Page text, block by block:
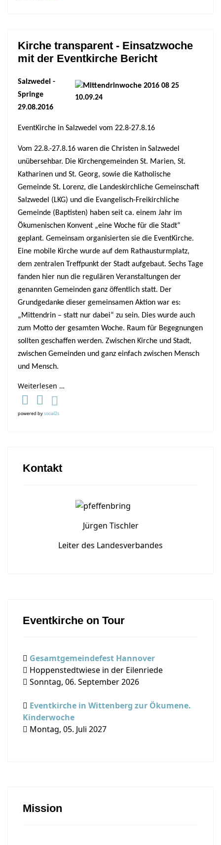
Kirche transparent - Einsatzwoche
mit der Eventkirche Bericht
Salzwedel -
Springe
29.08.2016
EventKirche in Salzwedel vom 22.8-27.8.16
Vom 22.8.-27.8.16 waren die Christen in Salzwedel
unübersehbar. Die Kirchengemeinden St. Marien, St.
Katharinen und St. Georg, sowie die Katholische
Gemeinde St. Lorenz, die Landeskirchliche Gemeinschaft
Salzwedel (LKG) und die Evangelisch-Freikirchliche
Gemeinde (Baptisten) haben seit ca. einem Jahr im
Ökumenischen Konvent „eine Woche für die Stadt“
geplant. Gemeinsam organisierten sie die EventKirche.
Eine mobile Kirche wurde auf dem Rathausturmplatz,
dem zentralen Treffpunkt der Stadt aufgebaut. Sechs Tage
fanden hier nun die regulären Veranstaltungen der
genannten Gemeinden ganz öffentlich statt. Der
Grundgedanke dieser gemeinsamen Aktion war es:
„Mittendrin – statt nur dabei“ zu sein. Dies wurde auch
zum Motto der gesamten Woche. Raum für Begegnungen
sollten geschaffen werden. Zwischen Kirche und Stadt,
zwischen Gemeinden und ganz einfach zwischen Mensch
und Mensch.
Weiterlesen …
powered bysocial2s
Kontakt
Jürgen Tischler
Leiter des Landesverbandes
Eventkirche on Tour
Gesamtgemeindefest Hannover
Hoppenstedtwiese in der Eilenriede
Sonntag, 06. September 2026
Eventkirche in Wittenberg zur Ökumene.
Kinderwoche
Montag, 05. Juli 2027
Mission